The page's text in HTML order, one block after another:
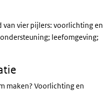
van vier pijlers: voorlichting en
leefomgeving;
maken? Voorlichting en